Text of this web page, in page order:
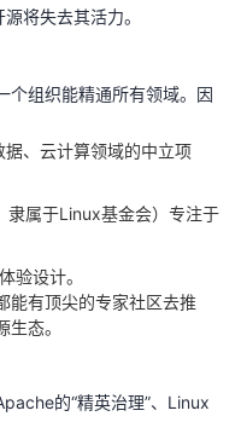
将失去其活力。
个组织能精通所有领域。因
据、云计算领域的中立项
隶属于Linux基金会）专注于
验设计。
能有顶尖的专家社区去推
态。
的“精英治理”、Linux